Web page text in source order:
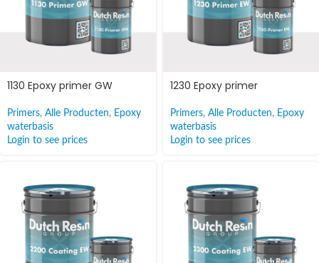
1130 Epoxy primer GW
Primers, Alle Producten, Epoxy
waterbasis
Login to see prices
1230 Epoxy primer
Primers, Alle Producten, Epoxy
waterbasis
Login to see prices